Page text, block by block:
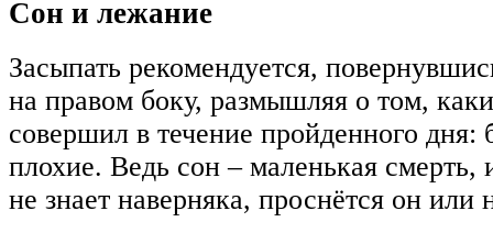
Сон и лежание
Засыпать рекомендуется,
на правом боку, размышляя о том,
совершил в течение пройденного дня:
плохие. Ведь сон – маленькая смерть,
не знает наверняка, проснётся он или